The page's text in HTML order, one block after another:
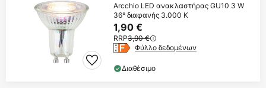
Arcchio LED ανακλαστήρας GU10 3 W
36° διαφανής 3.000 K
1,90 €
RRP3,90 €
Φύλλο δεδομένων
Διαθέσιμο